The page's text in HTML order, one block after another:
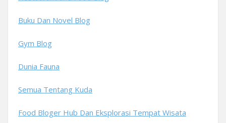
Buku Dan Novel Blog
Gym Blog
Dunia Fauna
Semua Tentang Kuda
Food Bloger Hub Dan Eksplorasi Tempat Wisata